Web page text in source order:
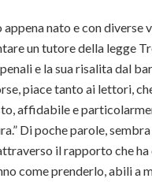
nato e con diverse
un tutore della legge
e la sua risalita dal
piace tanto ai lettori,
affidabile e
Di poche parole,
il rapporto che ha
come prenderlo, abili a